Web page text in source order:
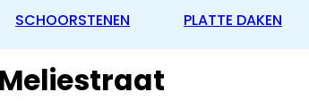
SCHOORSTENEN PLATTE DAKEN